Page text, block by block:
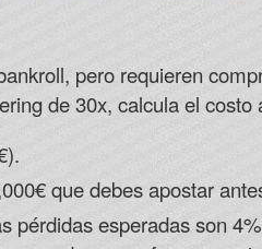
pero requieren
de 30x, calcula el costo
que debes apostar
pérdidas esperadas son